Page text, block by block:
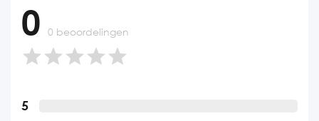
5
0 0 beoordelingen